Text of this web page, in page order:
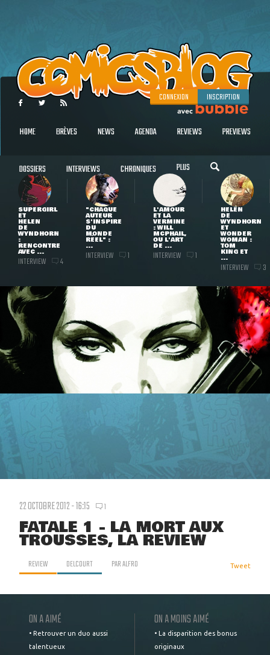
CONNEXION INSCRIPTION
HOME BRÈVES NEWS AGENDA REVIEWS PREVIEWS
DOSSIERS INTERVIEWS CHRONIQUES PLUS
SUPERGIRL
ET
HELEN
DE
WYNDHORN
:
RENCONTRE
AVEC ...
INTERVIEW 4
"CHAQUE
AUTEUR
S'INSPIRE
DU
MONDE
RÉEL" :
...
INTERVIEW 1
L'AMOUR
ET LA
VERMINE
: WILL
MCPHAIL,
OU L'ART
DE ...
INTERVIEW 1
HELEN
DE
WYNDHORN
ET
WONDER
WOMAN :
TOM
KING ET
...
INTERVIEW 3
22 OCTOBRE 2012 - 16:15 1
FATALE 1 - LA MORT AUX
TROUSSES, LA REVIEW
REVIEW DELCOURT PARALFRO Tweet
ON A AIMÉ
• Retrouver un duo aussi
talentueux
ON A MOINS AIMÉ
• La disparition des bonus
originaux